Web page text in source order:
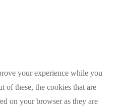
your experience while you
of these, the cookies that are
on your browser as they are